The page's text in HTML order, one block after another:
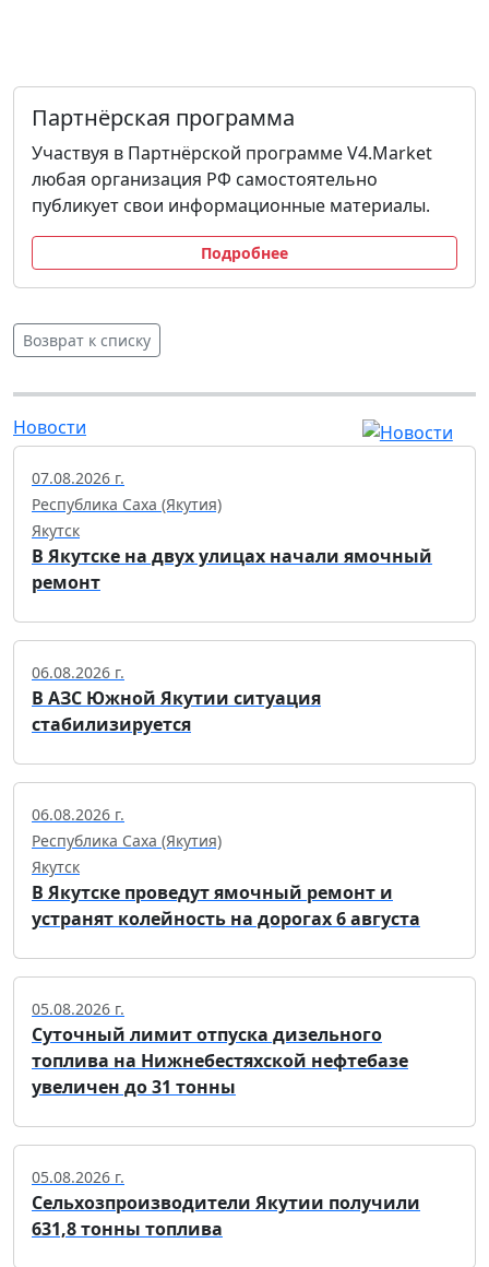
Партнёрская программа
Участвуя в Партнёрской программе V4.Market
любая организация РФ самостоятельно
публикует свои информационные материалы.
Подробнее
Возврат к списку
Новости
07.08.2026 г.
Республика Саха (Якутия)
Якутск
В Якутске на двух улицах начали ямочный
ремонт
06.08.2026 г.
В АЗС Южной Якутии ситуация
стабилизируется
06.08.2026 г.
Республика Саха (Якутия)
Якутск
В Якутске проведут ямочный ремонт и
устранят колейность на дорогах 6 августа
05.08.2026 г.
Суточный лимит отпуска дизельного
топлива на Нижнебестяхской нефтебазе
увеличен до 31 тонны
05.08.2026 г.
Сельхозпроизводители Якутии получили
631,8 тонны топлива